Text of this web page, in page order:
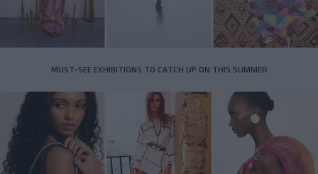
MUST-SEE EXHIBITIONS TO CATCH UP ON THIS SUMMER